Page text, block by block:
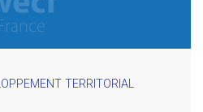
TERRITORIAL